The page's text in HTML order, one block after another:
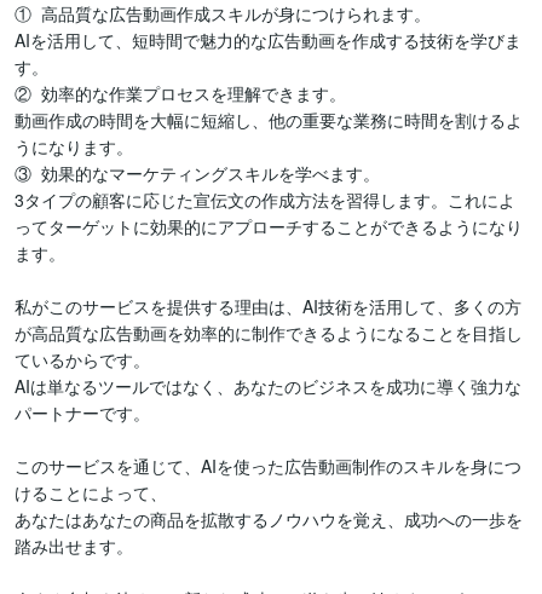
①  高品質な広告動画作成スキルが身につけられます。
AIを活用して、短時間で魅力的な広告動画を作成する技術を学びま
す。
②  効率的な作業プロセスを理解できます。
動画作成の時間を大幅に短縮し、他の重要な業務に時間を割けるよ
うになります。
③  効果的なマーケティングスキルを学べます。
3タイプの顧客に応じた宣伝文の作成方法を習得します。これによ
ってターゲットに効果的にアプローチすることができるようになり
ます。
私がこのサービスを提供する理由は、AI技術を活用して、多くの方
が高品質な広告動画を効率的に制作できるようになることを目指し
ているからです。
AIは単なるツールではなく、あなたのビジネスを成功に導く強力な
パートナーです。
このサービスを通じて、AIを使った広告動画制作のスキルを身につ
けることによって、
あなたはあなたの商品を拡散するノウハウを覚え、成功への一歩を
踏み出せます。